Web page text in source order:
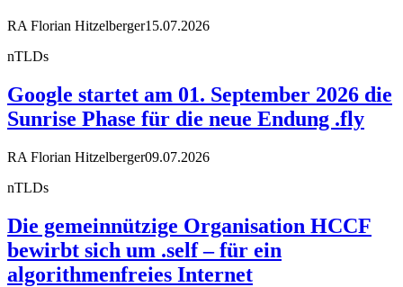
RA Florian Hitzelberger15.07.2026
nTLDs
Google startet am 01. September 2026 die
Sunrise Phase für die neue Endung .fly
RA Florian Hitzelberger09.07.2026
nTLDs
Die gemeinnützige Organisation HCCF
bewirbt sich um .self – für ein
algorithmenfreies Internet